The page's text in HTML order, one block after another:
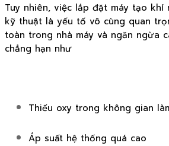
Tuy nhiên, việc lắp đặt máy tạo khí
kỹ thuật là yếu tố vô cùng quan
toàn trong nhà máy và ngăn ngừa
chẳng hạn như
Thiếu oxy trong không gian
Áp suất hệ thống quá cao